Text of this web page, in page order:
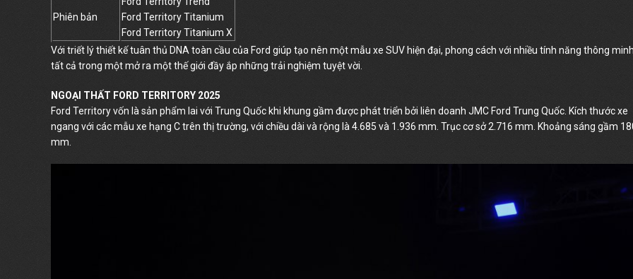
Phiên bản
Ford Territory Titanium
Ford Territory Titanium X
Với triết lý thiết kế tuân thủ DNA toàn cầu của Ford giúp tạo nên một mẫu xe SUV hiện đại, phong cách với nhiều tính năng thông
tất cả trong một mở ra một thế giới đầy ắp những trải nghiệm tuyệt vời.
NGOẠI THẤT FORD TERRITORY 2025
Ford Territory vốn là sản phẩm lai với Trung Quốc khi khung gầm được phát triển bởi liên doanh JMC Ford Trung Quốc. Kích thước xe
ngang với các mẫu xe hạng C trên thị trường, với chiều dài và rộng là 4.685 và 1.936 mm. Trục cơ sở 2.716 mm. Khoảng sáng gầm
mm.